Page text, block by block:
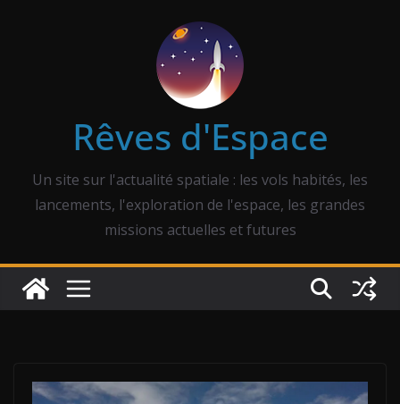
Rêves d'Espace
Un site sur l'actualité spatiale : les vols habités, les
lancements, l'exploration de l'espace, les grandes
missions actuelles et futures